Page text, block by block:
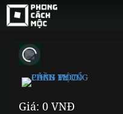
Giá: 0 VNĐ